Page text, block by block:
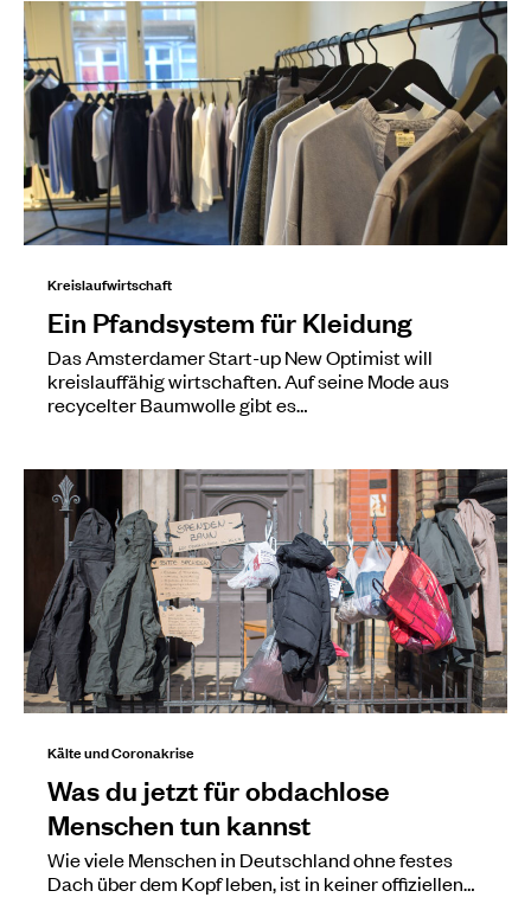
Kreislaufwirtschaft
Ein Pfandsystem für Kleidung
Das Amsterdamer Start-up New Optimist will
kreislauffähig wirtschaften. Auf seine Mode aus
recycelter Baumwolle gibt es…
Kälte und Coronakrise
Was du jetzt für obdachlose
Menschen tun kannst
Wie viele Menschen in Deutschland ohne festes
Dach über dem Kopf leben, ist in keiner offiziellen…